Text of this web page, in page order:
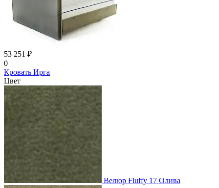
53 251 ₽
0
Кровать Ирга
Цвет
Велюр Fluffy 17 Олива